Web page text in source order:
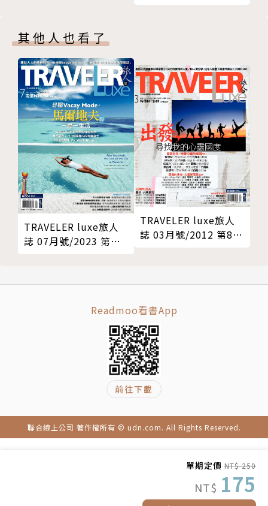
單期定價 NT$ 250
NT$ 175
s Bay享受垂釣之樂，以及坐上酒店的海藍色懷舊Volk
swagen旅行車，盡情探索島上33座沙灘，以豪華海島
行程在2022年迎接旅人。
8.名流級度假，紐約私人莊園╳Inness
藏身於紐約荒野森林中的獨立私人莊園，致力打造出隱
密性和高品質服務的居住勝地，設有打高爾夫、山中健
行、網球運動、炭烤BBQ等奢華活動。
9.世界博覽會2022，杜拜╳Emaar Group Dubai & E
xpo- Emaar
因為疫情延期一年的杜拜世界博覽會（Expo 2020 Du
bai）終於在2021年10月1日開幕，將持續至2022年3
10.星級饗宴，米其林單車旅行╳Butterfield & Robi
致力為人們打造最難忘行程Butterfield & Robinso
n，將會帶領人們透過單車，深入探索葡萄酒酒莊的私
人旅行，採用一流美酒和頂級食材，騎單車的同時也一
次享有絕佳的米其林三星服務。
11.巡航到天涯海角，極地探險中╳Quark Expeditio
Quark Expeditions以先進的高科技技術推出最新的
海洋無極號，可在遍布浮冰的極地中前行，順利帶領人
風景
ENJOY 朧粵LONGYUE 米其林主廚夢幻團隊，攜手烹
調正宗粵菜好滋味
LOHAS 台南中西區舊城巡禮 鐵馬穿梭古今老府城
RECIPE 大人的下酒菜 冬天的水嫩白蘿蔔
TRAVEL FROM HOME 沙漠色回歸，再現城市綠洲般
地景。有肉 SUCCULAND
READING 療癒身心的書目療法
BOOK
INFO
訂閱
其他人也看了
TRAVELER luxe旅人
誌 07月號/2023 第
TRAVELER luxe旅人
誌 03月號/2012 第82
Readmoo看書App
前往下載
聯合線上公司 著作權所有 © udn.com. All Rights Reserved.